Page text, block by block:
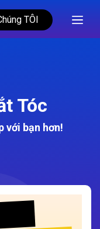
TÔI
Tóc
với bạn hơn!